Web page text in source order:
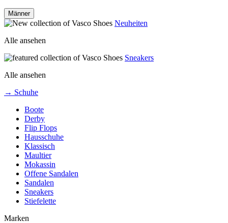
Männer
Neuheiten
Alle ansehen
Sneakers
Alle ansehen
→ Schuhe
Boote
Derby
Flip Flops
Hausschuhe
Klassisch
Maultier
Mokassin
Offene Sandalen
Sandalen
Sneakers
Stiefelette
Marken